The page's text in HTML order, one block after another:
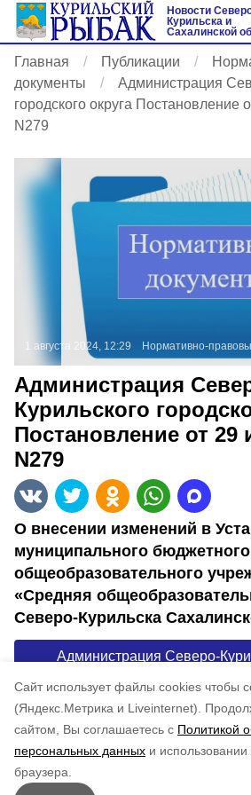
Cайт использует файлы cookies чтобы
(Яндекс.Метрика и Liveinternet).
сайтом, Вы соглашаетесь с Политикой
персональных данных и
браузера.
Новости
Курильска и
Сахалинской
Главная Публикации
документы
Администрация
городского округа Постановление
N279
1 августа 2024, 12:29 Нормативно-
Администрация
Курильского
Постановление от 29
N279
О внесении изменений в
муниципального бюджетного
общеобразовательного
«Средняя
Северо-Курильска
Администрация Северо-
2024 г. N279
по оценке
5